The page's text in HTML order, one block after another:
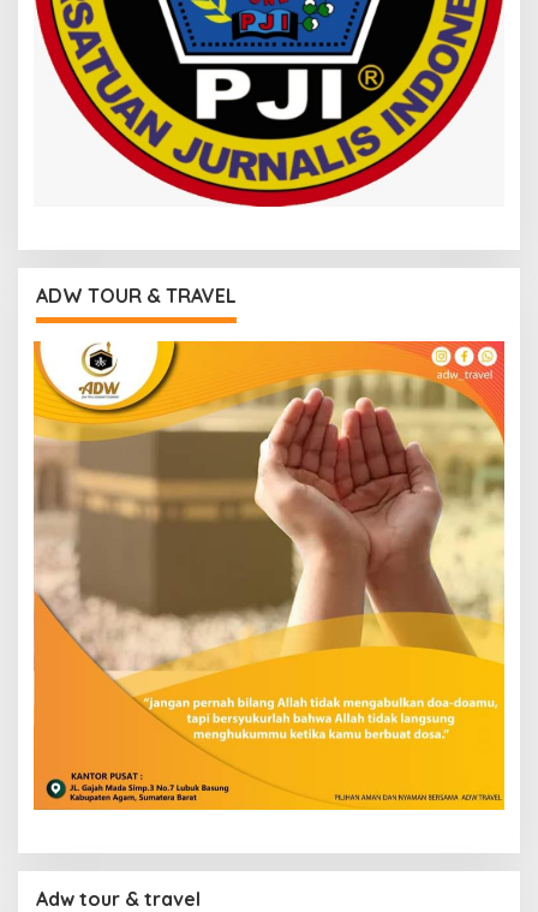
ADW TOUR & TRAVEL
Adw tour & travel